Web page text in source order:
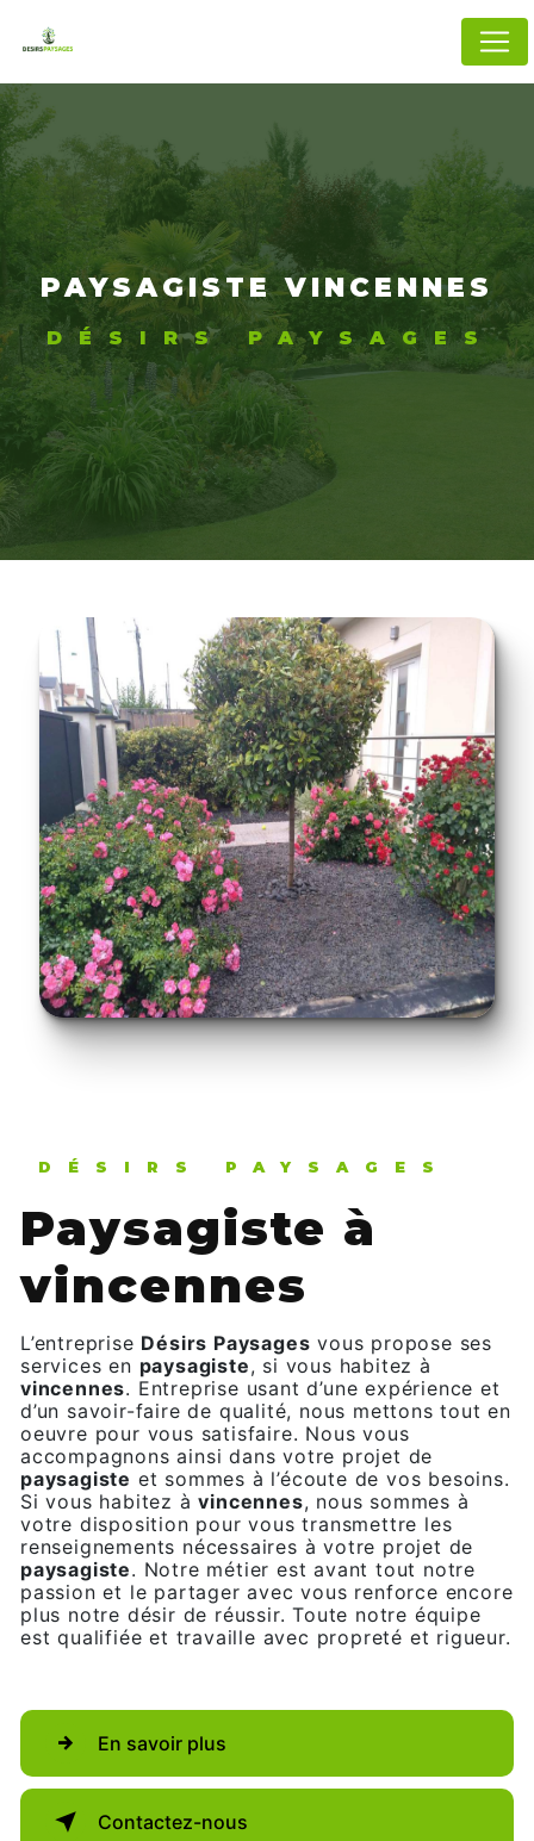
PAYSAGISTE VINCENNES
DÉSIRS PAYSAGES
DÉSIRS PAYSAGES
paysagiste à
vincennes
L’entreprise Désirs Paysages vous propose ses
services en paysagiste, si vous habitez à
vincennes. Entreprise usant d’une expérience et
d’un savoir-faire de qualité, nous mettons tout en
oeuvre pour vous satisfaire. Nous vous
accompagnons ainsi dans votre projet de
paysagiste et sommes à l’écoute de vos besoins.
Si vous habitez àvincennes, nous sommes à
votre disposition pour vous transmettre les
renseignements nécessaires à votre projet de
paysagiste. Notre métier est avant tout notre
passion et le partager avec vous renforce encore
plus notre désir de réussir. Toute notre équipe
est qualifiée et travaille avec propreté et rigueur.
En savoir plus
Contactez-nous